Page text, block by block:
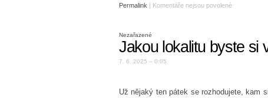
Permalink | Komentáře nejsou povolené
Nezařazené
Jakou lokalitu byste si
7. 6. 2025 – 0:05
Už nějaký ten pátek se rozhodujete, kam